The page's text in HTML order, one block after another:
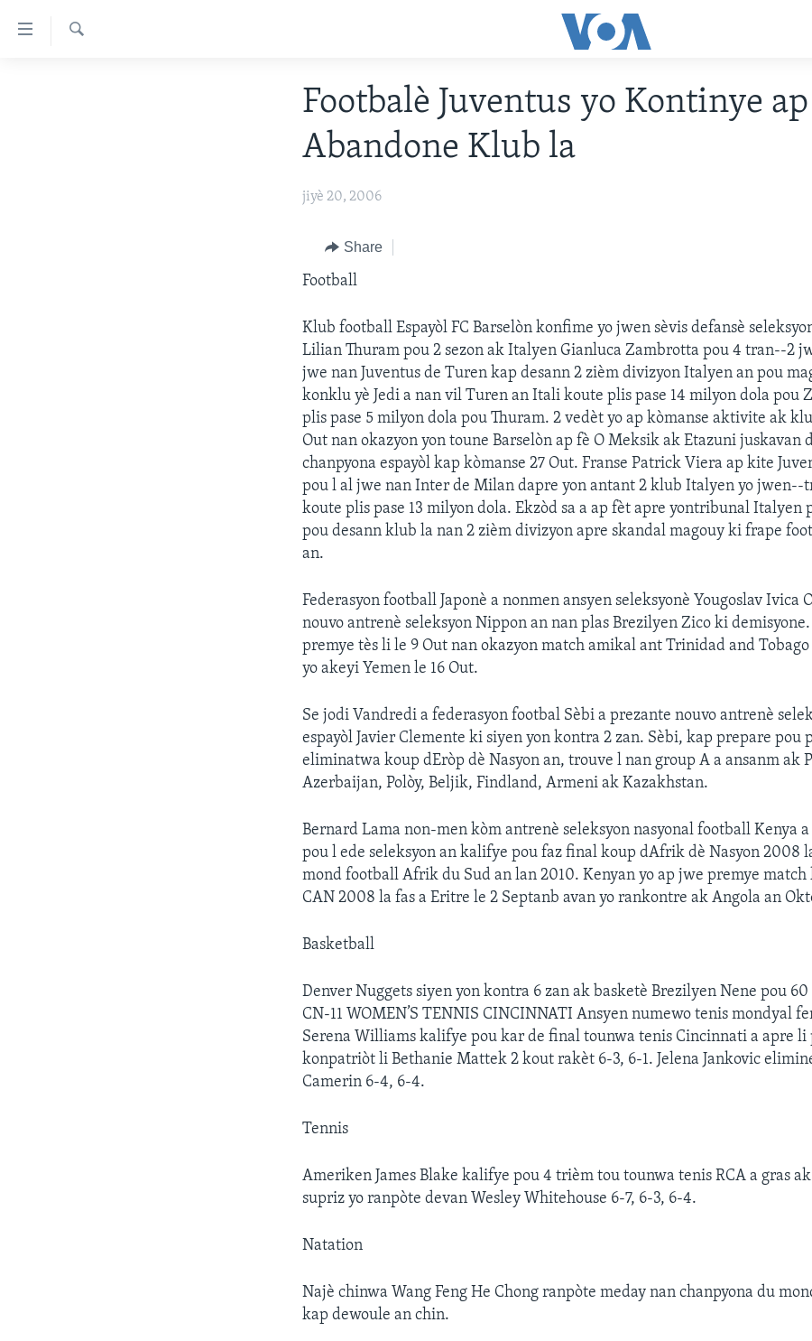
Footbalè Juventus yo Kontinye ap
Abandone Klub la
jiyè 20, 2006
Share
Football
Klub football Espayòl FC Barselòn konfime yo jwen sèvis defansè
Lilian Thuram pou 2 sezon ak Italyen Gianluca Zambrotta pou 4 tran--2
jwe nan Juventus de Turen kap desann 2 zièm divizyon Italyen an pou
konklu yè Jedi a nan vil Turen an Itali koute plis pase 14 milyon dola pou
plis pase 5 milyon dola pou Thuram. 2 vedèt yo ap kòmanse aktivite ak
Out nan okazyon yon toune Barselòn ap fè O Meksik ak Etazuni juskavan
chanpyona espayòl kap kòmanse 27 Out. Franse Patrick Viera ap kite
pou l al jwe nan Inter de Milan dapre yon antant 2 klub Italyen yo jwen--
koute plis pase 13 milyon dola. Ekzòd sa a ap fèt apre yontribunal Italyen
pou desann klub la nan 2 zièm divizyon apre skandal magouy ki frape
an.
Federasyon football Japonè a nonmen ansyen seleksyonè Yougoslav Ivica
nouvo antrenè seleksyon Nippon an nan plas Brezilyen Zico ki
premye tès li le 9 Out nan okazyon match amikal ant Trinidad and Tobago
yo akeyi Yemen le 16 Out.
Se jodi Vandredi a federasyon footbal Sèbi a prezante nouvo antrenè
espayòl Javier Clemente ki siyen yon kontra 2 zan. Sèbi, kap prepare pou
eliminatwa koup dEròp dè Nasyon an, trouve l nan group A a ansanm ak
Azerbaijan, Polòy, Beljik, Findland, Armeni ak Kazakhstan.
Bernard Lama non-men kòm antrenè seleksyon nasyonal football Kenya
pou l ede seleksyon an kalifye pou faz final koup dAfrik dè Nasyon 2008
mond football Afrik du Sud an lan 2010. Kenyan yo ap jwe premye
CAN 2008 la fas a Eritre le 2 Septanb avan yo rankontre ak Angola an
Basketball
Denver Nuggets siyen yon kontra 6 zan ak basketè Brezilyen Nene pou
CN-11 WOMEN’S TENNIS CINCINNATI Ansyen numewo tenis mondyal
Serena Williams kalifye pou kar de final tounwa tenis Cincinnati a apre li
konpatriòt li Bethanie Mattek 2 kout rakèt 6-3, 6-1. Jelena Jankovic
Camerin 6-4, 6-4.
Tennis
Ameriken James Blake kalifye pou 4 trièm tou tounwa tenis RCA a gras
supriz yo ranpòte devan Wesley Whitehouse 6-7, 6-3, 6-4.
Natation
Najè chinwa Wang Feng He Chong ranpòte meday nan chanpyona du
kap dewoule an chin.